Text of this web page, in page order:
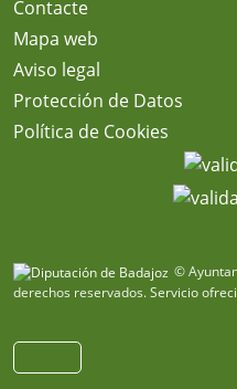
Contacte
Mapa web
Aviso legal
Protección de Datos
Política de Cookies
©
derechos reservados.Servicio